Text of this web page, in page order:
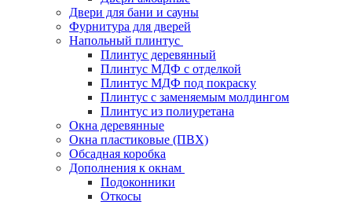
Двери для бани и сауны
Фурнитура для дверей
Напольный плинтус
Плинтус деревянный
Плинтус МДФ с отделкой
Плинтус МДФ под покраску
Плинтус с заменяемым молдингом
Плинтус из полиуретана
Окна деревянные
Окна пластиковые (ПВХ)
Обсадная коробка
Дополнения к окнам
Подоконники
Откосы